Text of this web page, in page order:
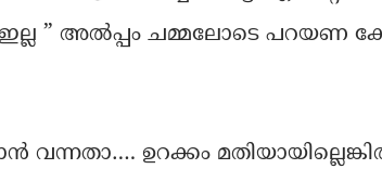
” അൽപ്പം ചമ്മലോടെ പറയണ
വന്നതാ…. ഉറക്കം